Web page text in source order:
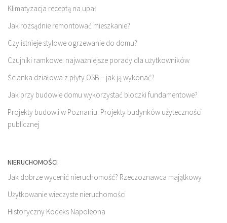
Klimatyzacja receptą na upał
Jak rozsądnie remontować mieszkanie?
Czy istnieje stylowe ogrzewanie do domu?
Czujniki ramkowe: najważniejsze porady dla użytkowników
Ścianka działowa z płyty OSB – jak ją wykonać?
Jak przy budowie domu wykorzystać bloczki fundamentowe?
Projekty budowli w Poznaniu. Projekty budynków użyteczności
publicznej
NIERUCHOMOŚCI
Jak dobrze wycenić nieruchomość? Rzeczoznawca majątkowy
Użytkowanie wieczyste nieruchomości
Historyczny Kodeks Napoleona